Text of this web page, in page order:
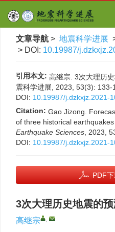
文章导航 > 地震科学进展
> DOI: 10.19987/
引用本文: 高继宗. 3次大理历
震科学进展, 2023, 53(3): 133-
DOI: 10.19987/j.dzkxjz.2021-
Citation: Gao Jizong.
of three historical earthquakes
Earthquake Sciences , 2023,
DOI: 10.19987/j.dzkxjz.2021-
PDF
3次大理历史地震的
高继宗 ,